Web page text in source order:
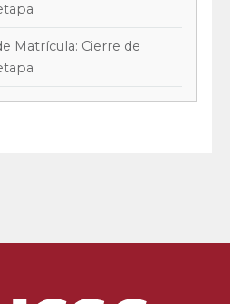
Matrícula: Cierre de